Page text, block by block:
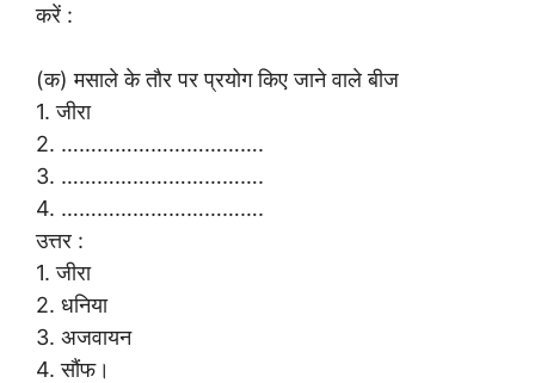
करें :
(क) मसाले के तौर पर प्रयोग किए जाने वाले बीज
1. जीरा
2. …………………………….
3. …………………………….
4. …………………………….
उत्तर :
1. जीरा
2. धनिया
3. अजवायन
4. सौंफ।